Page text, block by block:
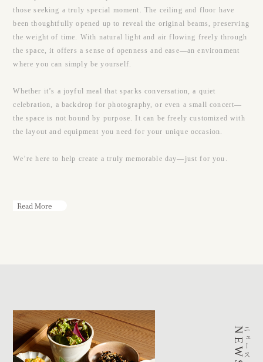
those seeking a truly special moment. The ceiling and floor have
been thoughtfully opened up to reveal the original beams, preserving
the weight of time. With natural light and air flowing freely through
the space, it offers a sense of openness and ease—an environment
where you can simply be yourself.
Whether it’s a joyful meal that sparks conversation, a quiet
celebration, a backdrop for photography, or even a small concert—
the space is not bound by purpose. It can be freely customized with
the layout and equipment you need for your unique occasion.
We’re here to help create a truly memorable day—just for you.
Read More
ニュース
NEWS